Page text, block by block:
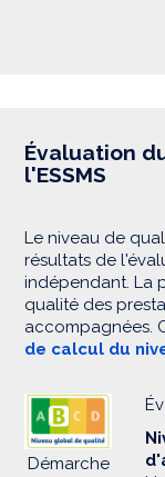
Évaluation
l'ESSMS
Le niveau de
résultats de
indépendant. La
qualité des
accompagnées.
de calcul du
Démarche